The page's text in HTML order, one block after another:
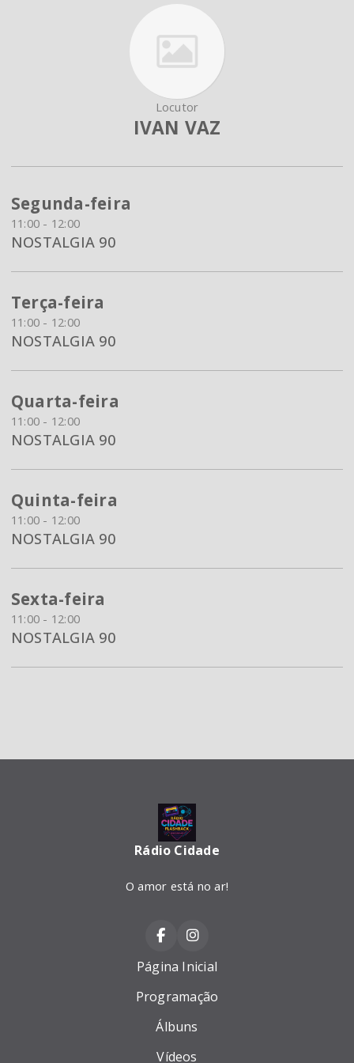
Locutor
IVAN VAZ
Segunda-feira
11:00 - 12:00
NOSTALGIA 90
Terça-feira
11:00 - 12:00
NOSTALGIA 90
Quarta-feira
11:00 - 12:00
NOSTALGIA 90
Quinta-feira
11:00 - 12:00
NOSTALGIA 90
Sexta-feira
11:00 - 12:00
NOSTALGIA 90
Rádio Cidade
O amor está no ar!
Página Inicial
Programação
Álbuns
Vídeos